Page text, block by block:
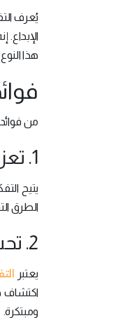
يُعرف
هذا
من فوائد
1. تعزيز الابتكار والإبداع
يتيح
الطرق
2. تحسين القدرة على حل المشكلات
يعتبر
اكتشاف
ومبتكرة.